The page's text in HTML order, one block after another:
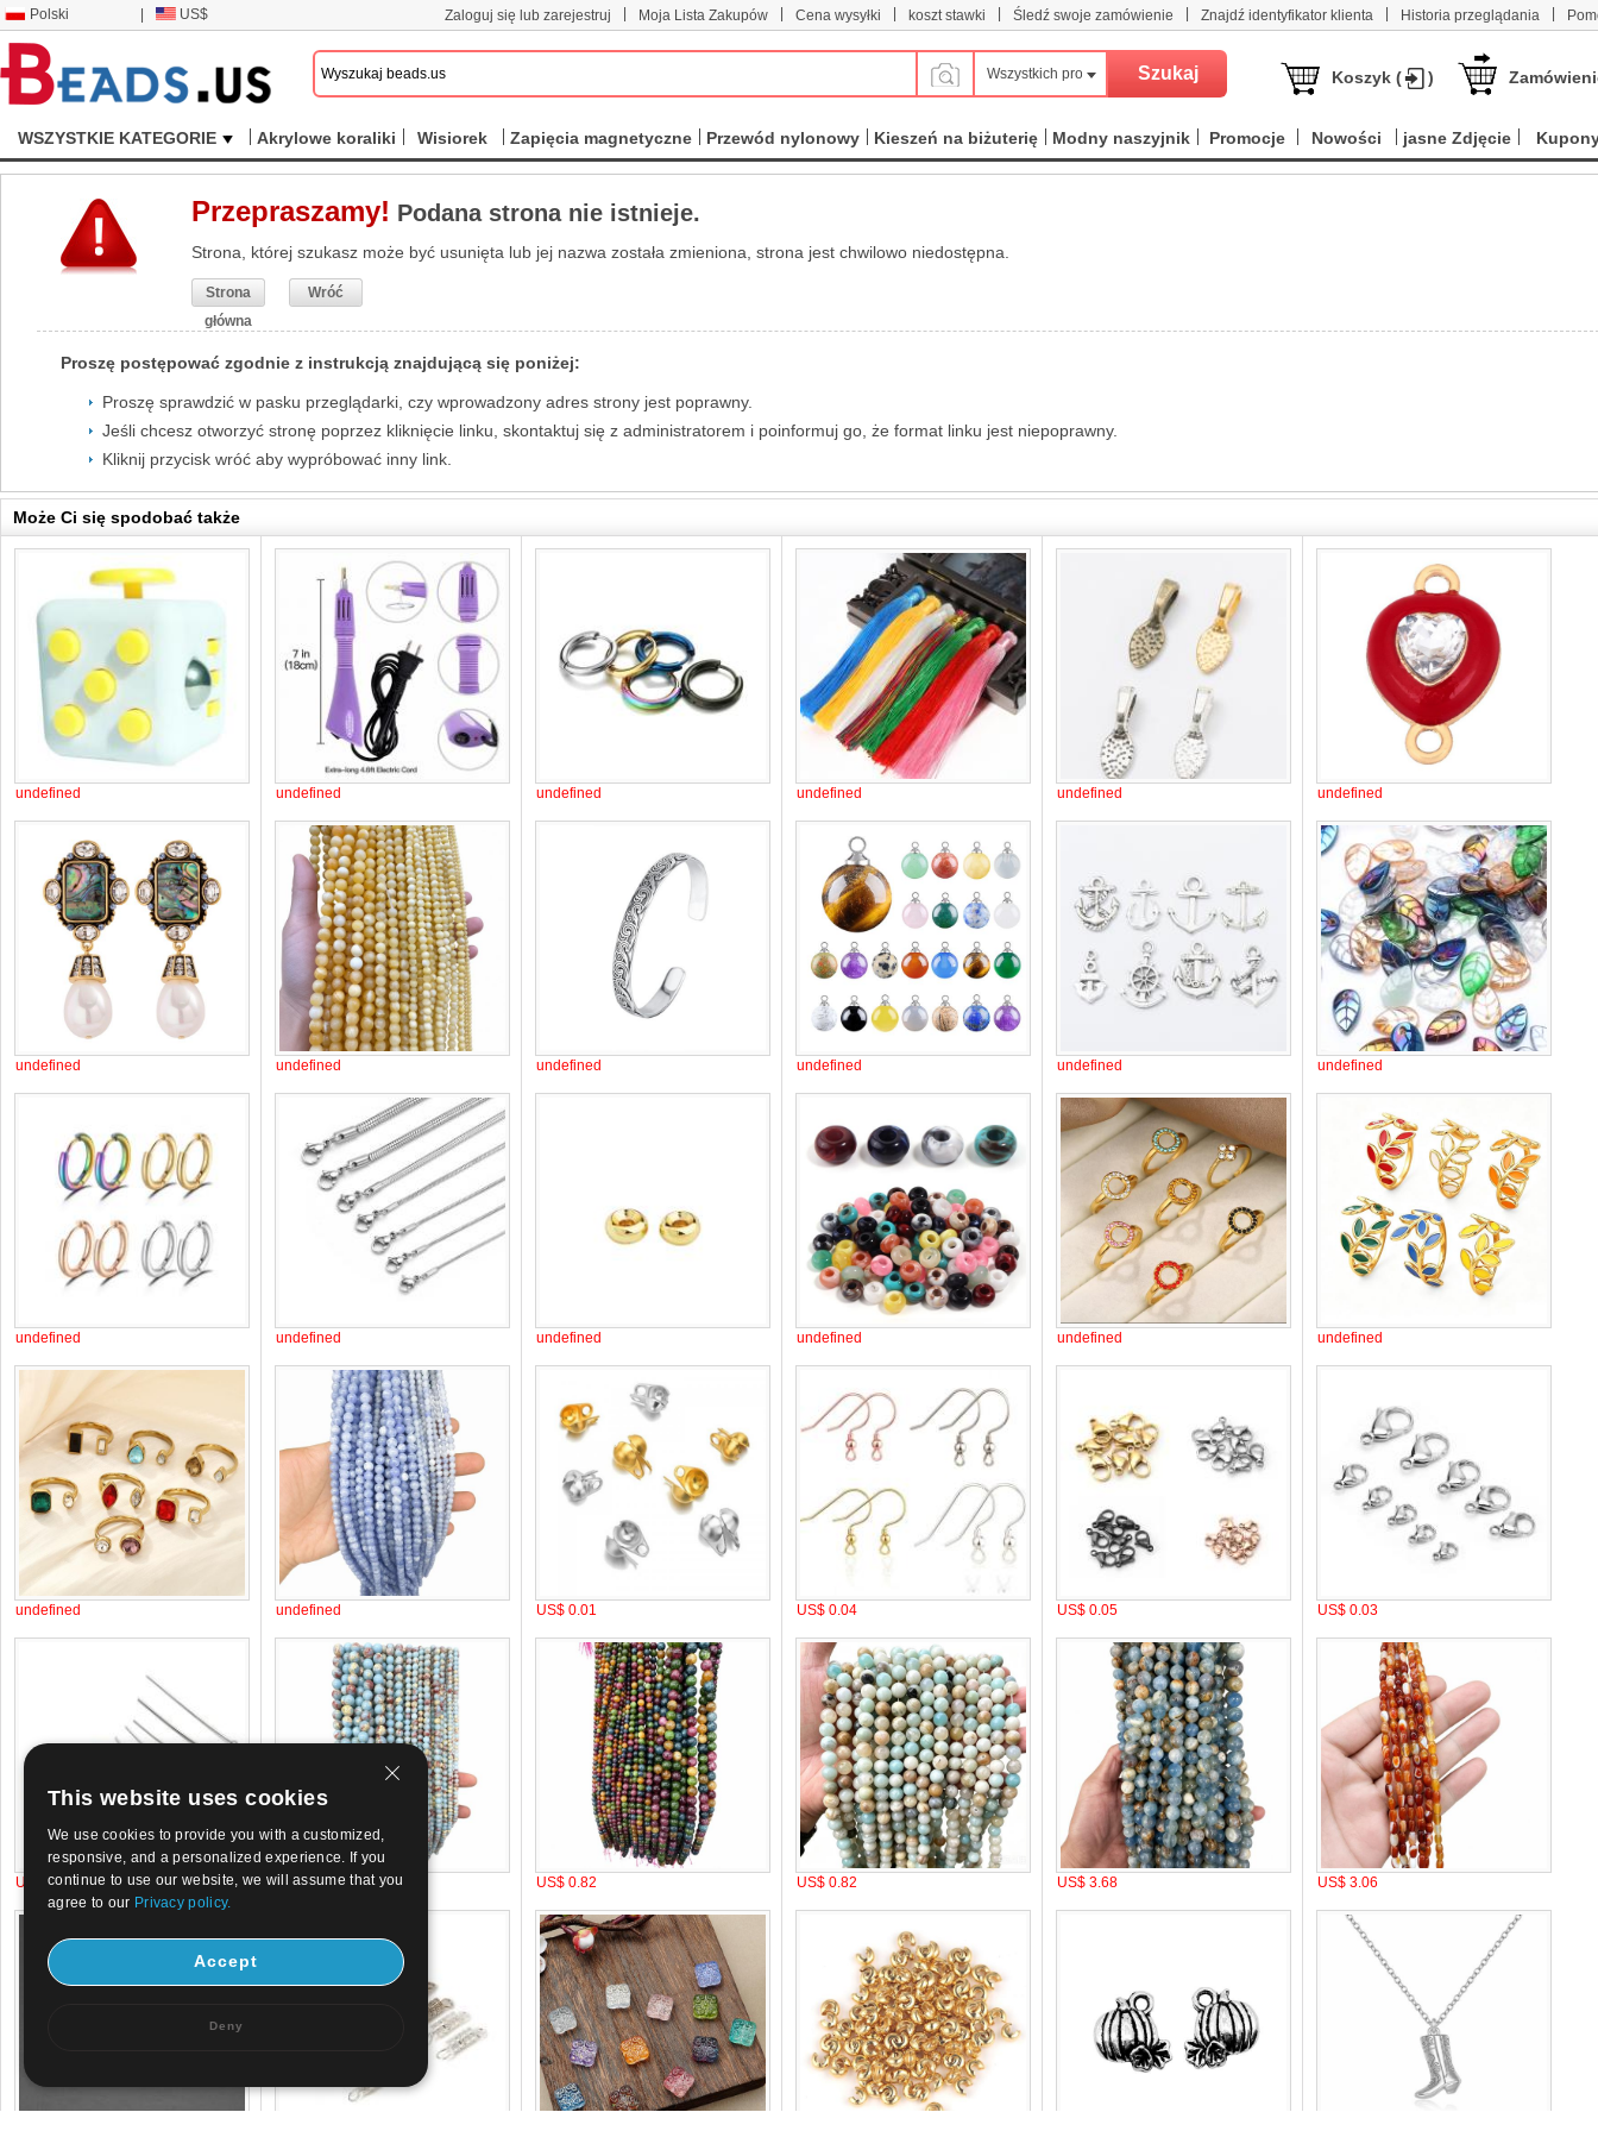
Polski US$ Zaloguj się lub zarejestruj Moja Lista Zakupów Cena wysyłki koszt stawki Śledź swoje zamówienie Znajdź identyfikator klienta Historia przeglądania
Wszystkich produktów Koszyk ( )
WSZYSTKIE KATEGORIE Akrylowe koraliki Wisiorek Zapięcia magnetyczne Przewód nylonowy Kieszeń na biżuterię Modny naszyjnik Promocje Nowości jasne Zdjęcie
Przepraszamy! Podana strona nie istnieje.
Strona, której szukasz może być usunięta lub jej nazwa została zmieniona, strona jest chwilowo niedostępna.
Strona
główna
Wróć
Proszę postępować zgodnie z instrukcją znajdującą się poniżej:
Proszę sprawdzić w pasku przeglądarki, czy wprowadzony adres strony jest poprawny.
Jeśli chcesz otworzyć stronę poprzez kliknięcie linku, skontaktuj się z administratorem i poinformuj go, że format linku jest niepoprawny.
Kliknij przycisk wróć aby wypróbować inny link.
Może Ci się spodobać także
undefined undefined undefined undefined undefined undefined
undefined undefined undefined undefined undefined undefined
undefined undefined undefined undefined undefined undefined
undefined undefined US$ 0.01 US$ 0.04 US$ 0.05 US$ 0.03
US$ 0.02 US$ 0.82 US$ 0.82 US$ 0.82 US$ 3.68 US$ 3.06
This website uses cookies
We use cookies to provide you with a customized,
responsive, and a personalized experience. If you
continue to use our website, we will assume that you
agree to our Privacy policy.
Accept
Deny